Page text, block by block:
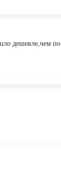
дешевле,чем по